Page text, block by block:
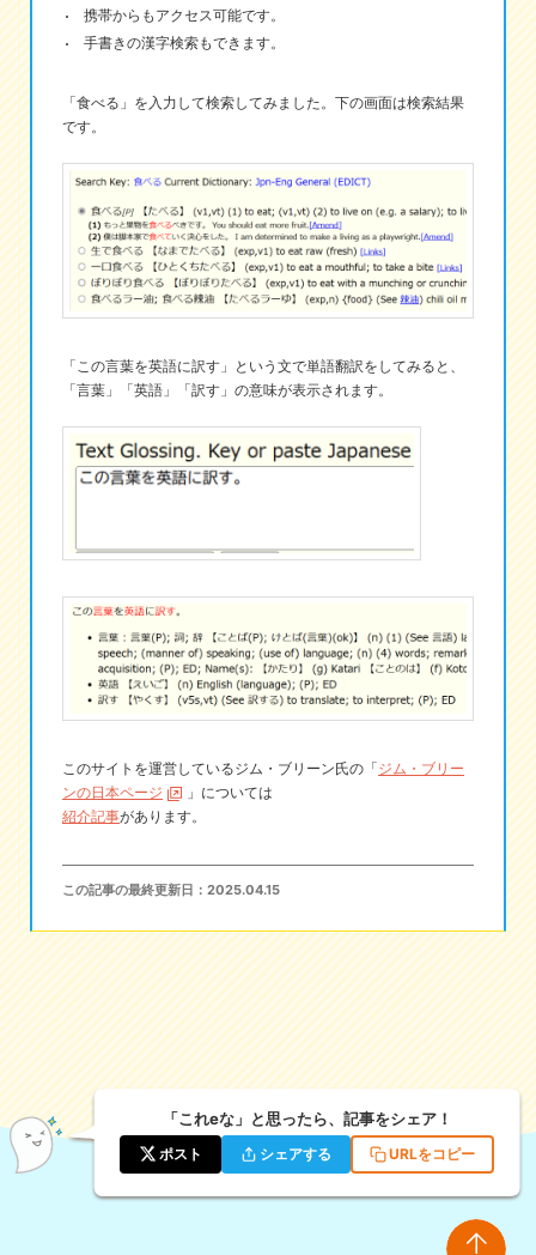
携帯からもアクセス可能です。
手書きの漢字検索もできます。
「食べる」を入力して検索してみました。下の画面は検索結果
です。
「この言葉を英語に訳す」という文で単語翻訳をしてみると、
「言葉」「英語」「訳す」の意味が表示されます。
このサイトを運営しているジム・ブリーン氏の「ジム・ブリー
ンの日本ページ
」については
紹介記事があります。
この記事の最終更新日： 2025.04.15
「これeな」と思ったら、記事をシェア！
ポスト シェアする URLをコピー